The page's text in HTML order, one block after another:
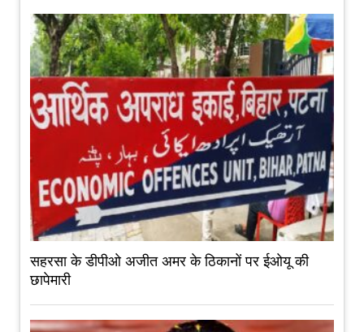
सहरसा के डीपीओ अजीत अमर के ठिकानों पर ईओयू की
छापेमारी